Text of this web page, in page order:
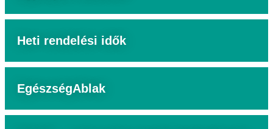
Heti rendelési idők
EgészségAblak